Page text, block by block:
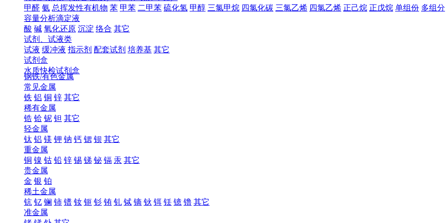
甲醛 氨 总挥发性有机物 苯 甲苯 二甲苯 硫化氢 甲醇 三氯甲烷 四氯化碳 三氯乙烯 四氯乙烯 正己烷 正戊烷 单组份 多组分
容量分析滴定液
酸 碱 氧化还原 沉淀 络合 其它
试剂、试液类
试液 缓冲液 指示剂 配套试剂 培养基 其它
试剂盒
水质快检试剂盒
钢铁/有色金属
常见金属
铁 铝 铜 锌 其它
稀有金属
锆 铪 铌 钽 其它
轻金属
钛 铝 镁 钾 钠 钙 锶 钡 其它
重金属
铜 镍 钴 铅 锌 锡 锑 铋 镉 汞 其它
贵金属
金 银 铂
稀土金属
钪 钇 镧 铈 镨 钕 钷 钐 铕 钆 铽 镝 钬 铒 铥 镱 镥 其它
准金属